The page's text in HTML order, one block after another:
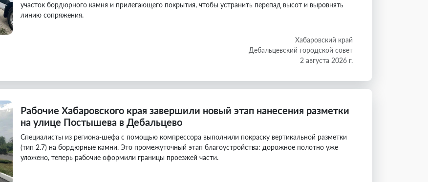
участок бордюрного камня и прилегающего покрытия, чтобы устранить перепад высот и выровнять
линию сопряжения.
Хабаровский край
Дебальцевский городской совет
2 августа 2026 г.
Рабочие Хабаровского края завершили новый этап нанесения разметки
на улице Постышева в Дебальцево
Специалисты из региона-шефа с помощью компрессора выполнили покраску вертикальной разметки
(тип 2.7) на бордюрные камни. Это промежуточный этап благоустройства: дорожное полотно уже
уложено, теперь рабочие оформили границы проезжей части.